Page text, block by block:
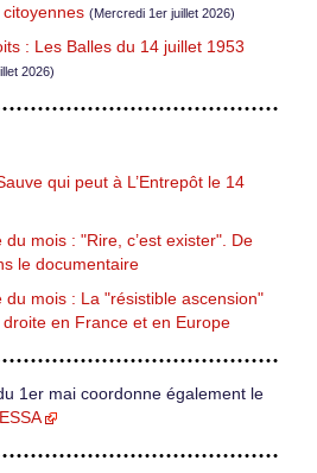
(Mercredi 1er juillet 2026)
: Les Balles du 14 juillet 1953
2026)
qui peut à L’Entrepôt le 14
du mois : "Rire, c’est exister". De
le documentaire
du mois : La "résistible ascension"
droite en France et en Europe
1er mai coordonne également le